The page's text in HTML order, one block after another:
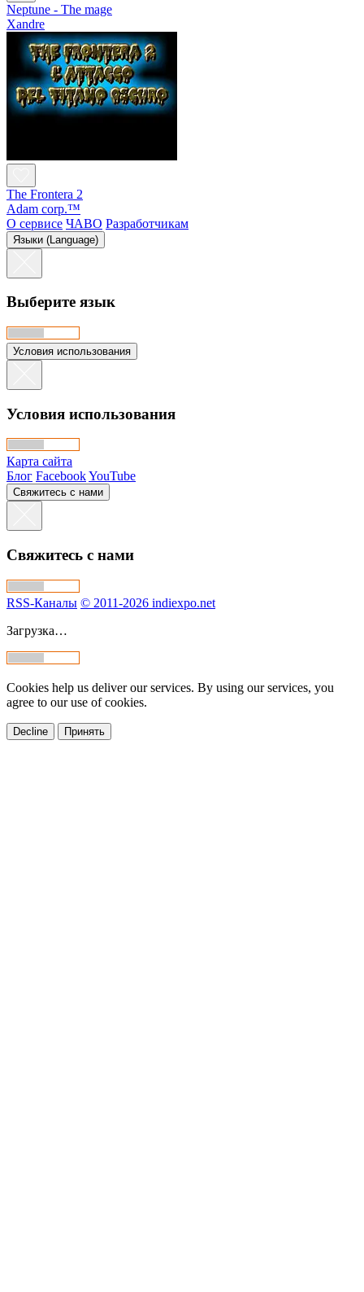
Neptune - The mage
Xandre
The Frontera 2
Adam corp.™
О сервисе ЧАВО Разработчикам
Языки (Language)
Выберите язык
Условия использования
Условия использования
Карта сайта
Блог FacebookYouTube
Свяжитесь с нами
Свяжитесь с нами
RSS-Каналы © 2011-2026 indiexpo.net
Загрузка…
Cookies help us deliver our services. By using our services, you
agree to our use of cookies.
Decline Принять